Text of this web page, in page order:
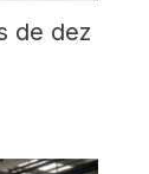
de dez